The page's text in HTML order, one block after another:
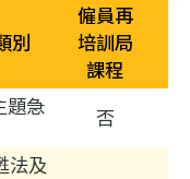
別
僱員再
培訓局
課程
題急
否
法及
香
聖